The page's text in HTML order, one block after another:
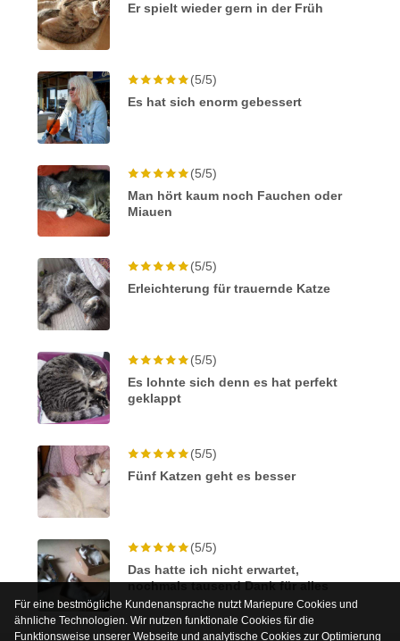
Er spielt wieder gern in der Früh
(5/5)
Es hat sich enorm gebessert
(5/5)
Man hört kaum noch Fauchen oder
Miauen
(5/5)
Erleichterung für trauernde Katze
(5/5)
Es lohnte sich denn es hat perfekt
geklappt
(5/5)
Fünf Katzen geht es besser
(5/5)
Das hatte ich nicht erwartet,
nochmals tausend Dank für alles
Für eine bestmögliche Kundenansprache nutzt Mariepure Cookies und
ähnliche Technologien. Wir nutzen funktionale Cookies für die
Funktionsweise unserer Webseite und analytische Cookies zur Optimierung